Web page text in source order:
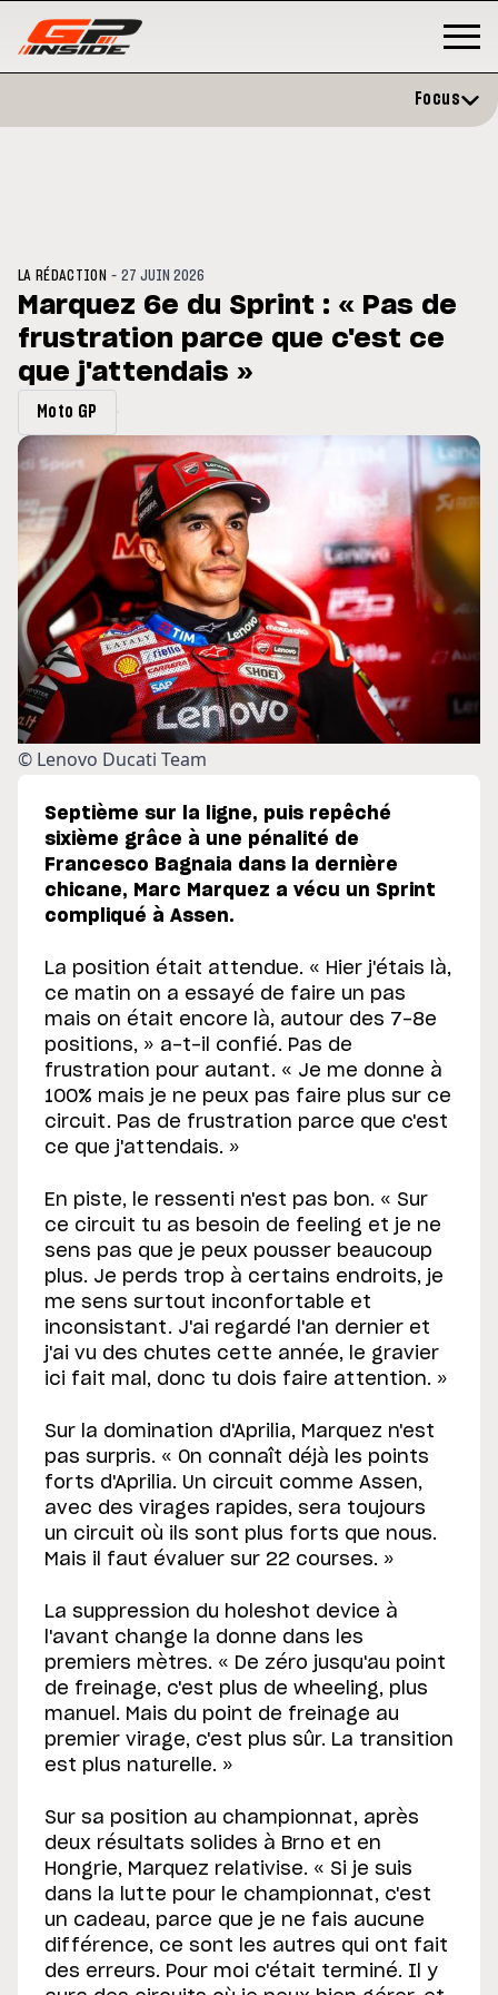
: Horaires et
du GP de Grande-
MOTO GP
Focus
LA RÉDACTION -27 JUIN 2026
Marquez 6e du Sprint : « Pas de
frustration parce que c'est ce
que j'attendais »
Moto GP
© Lenovo Ducati Team
Septième sur la ligne, puis repêché
sixième grâce à une pénalité de
Francesco Bagnaia dans la dernière
chicane, Marc Marquez a vécu un Sprint
compliqué à Assen.
La position était attendue. « Hier j'étais là,
ce matin on a essayé de faire un pas
mais on était encore là, autour des 7-8e
positions, » a-t-il confié. Pas de
frustration pour autant. « Je me donne à
100% mais je ne peux pas faire plus sur ce
circuit. Pas de frustration parce que c'est
ce que j'attendais. »
En piste, le ressenti n'est pas bon. « Sur
ce circuit tu as besoin de feeling et je ne
sens pas que je peux pousser beaucoup
plus. Je perds trop à certains endroits, je
me sens surtout inconfortable et
inconsistant. J'ai regardé l'an dernier et
j'ai vu des chutes cette année, le gravier
ici fait mal, donc tu dois faire attention. »
Sur la domination d'Aprilia, Marquez n'est
pas surpris. « On connaît déjà les points
forts d'Aprilia. Un circuit comme Assen,
avec des virages rapides, sera toujours
un circuit où ils sont plus forts que nous.
Mais il faut évaluer sur 22 courses. »
La suppression du holeshot device à
l'avant change la donne dans les
premiers mètres. « De zéro jusqu'au point
de freinage, c'est plus de wheeling, plus
manuel. Mais du point de freinage au
premier virage, c'est plus sûr. La transition
est plus naturelle. »
Sur sa position au championnat, après
deux résultats solides à Brno et en
Hongrie, Marquez relativise. « Si je suis
dans la lutte pour le championnat, c'est
un cadeau, parce que je ne fais aucune
différence, ce sont les autres qui ont fait
des erreurs. Pour moi c'était terminé. Il y